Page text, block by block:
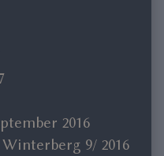
2016
9/ 2016